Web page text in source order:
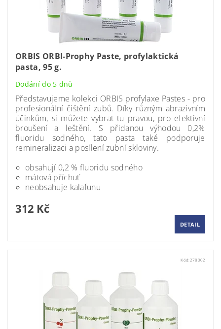
ORBIS ORBI-Prophy Paste, profylaktická
pasta, 95 g.
Dodání do 5 dnů
Představujeme kolekci ORBIS profylaxe Pastes - pro
profesionální čištění zubů. Díky různým abrazivním
účinkům, si můžete vybrat tu pravou, pro efektivní
broušení a leštění. S přidanou výhodou 0,2%
fluoridu sodného, tato pasta také podporuje
remineralizaci a posílení zubní skloviny.
obsahují 0,2 % fluoridu sodného
mátová příchuť
neobsahuje kalafunu
312 Kč
DETAIL
Kód:278002